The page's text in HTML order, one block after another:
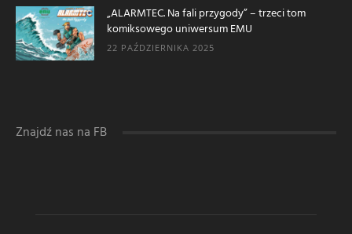
„ALARMTEC. Na fali przygody” – trzeci tom
komiksowego uniwersum EMU
22 PAŹDZIERNIKA 2025
Znajdź nas na FB